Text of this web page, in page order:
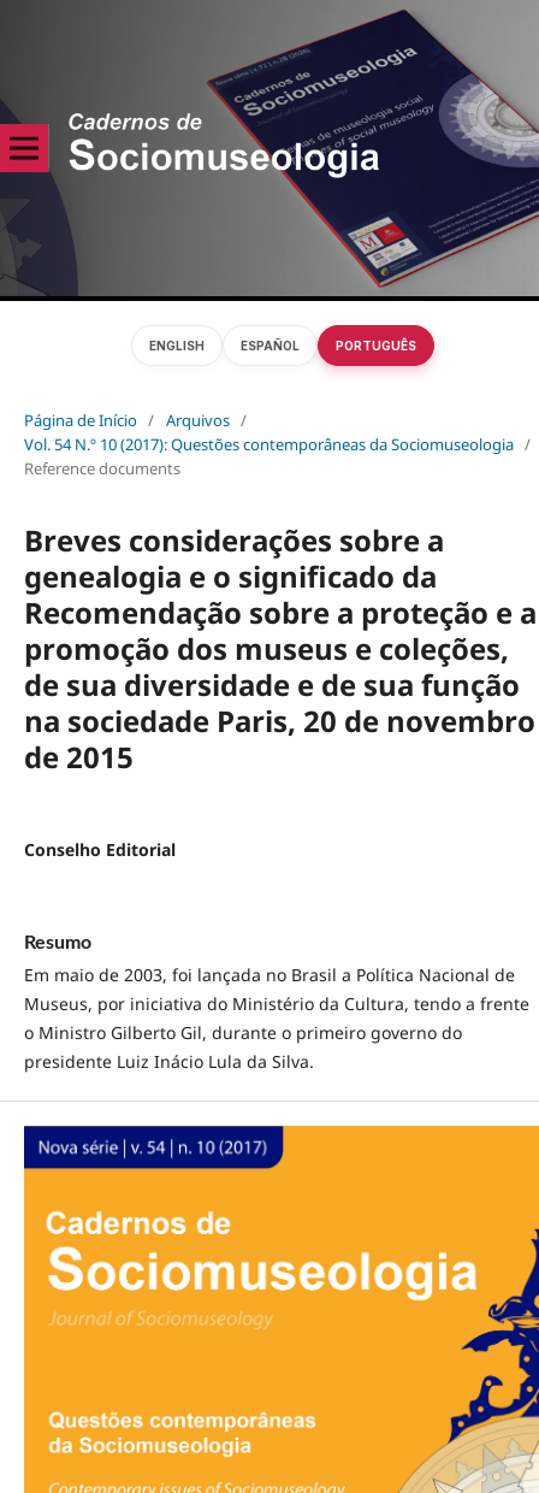
Página de Início / Arquivos /
Vol. 54 N.º 10 (2017): Questões contemporâneas da Sociomuseologia /
Reference documents
Breves considerações sobre a
genealogia e o significado da
Recomendação sobre a proteção e a
promoção dos museus e coleções,
de sua diversidade e de sua função
na sociedade Paris, 20 de novembro
de 2015
Conselho Editorial
Resumo
Em maio de 2003, foi lançada no Brasil a Política Nacional de
Museus, por iniciativa do Ministério da Cultura, tendo a frente
o Ministro Gilberto Gil, durante o primeiro governo do
presidente Luiz Inácio Lula da Silva.
ENGLISH ESPAÑOL PORTUGUÊS